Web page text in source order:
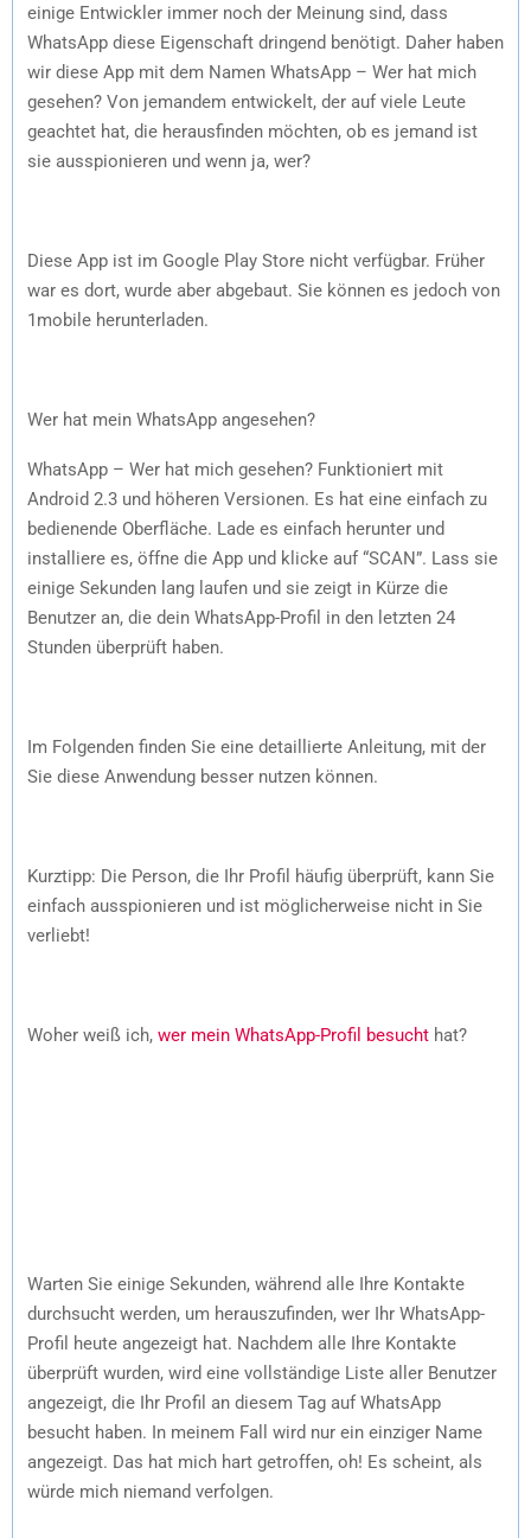
einige Entwickler immer noch der Meinung sind, dass
WhatsApp diese Eigenschaft dringend benötigt. Daher haben
wir diese App mit dem Namen WhatsApp – Wer hat mich
gesehen? Von jemandem entwickelt, der auf viele Leute
geachtet hat, die herausfinden möchten, ob es jemand ist
sie ausspionieren und wenn ja, wer?
Diese App ist im Google Play Store nicht verfügbar. Früher
war es dort, wurde aber abgebaut. Sie können es jedoch von
1mobile herunterladen.
Wer hat mein WhatsApp angesehen?
WhatsApp – Wer hat mich gesehen? Funktioniert mit
Android 2.3 und höheren Versionen. Es hat eine einfach zu
bedienende Oberfläche. Lade es einfach herunter und
installiere es, öffne die App und klicke auf “SCAN”. Lass sie
einige Sekunden lang laufen und sie zeigt in Kürze die
Benutzer an, die dein WhatsApp-Profil in den letzten 24
Stunden überprüft haben.
Im Folgenden finden Sie eine detaillierte Anleitung, mit der
Sie diese Anwendung besser nutzen können.
Kurztipp: Die Person, die Ihr Profil häufig überprüft, kann Sie
einfach ausspionieren und ist möglicherweise nicht in Sie
verliebt!
Woher weiß ich, wer mein WhatsApp-Profil besucht hat?
Warten Sie einige Sekunden, während alle Ihre Kontakte
durchsucht werden, um herauszufinden, wer Ihr WhatsApp-
Profil heute angezeigt hat. Nachdem alle Ihre Kontakte
überprüft wurden, wird eine vollständige Liste aller Benutzer
angezeigt, die Ihr Profil an diesem Tag auf WhatsApp
besucht haben. In meinem Fall wird nur ein einziger Name
angezeigt. Das hat mich hart getroffen, oh! Es scheint, als
würde mich niemand verfolgen.